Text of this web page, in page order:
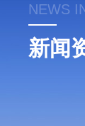
NEWS
新闻